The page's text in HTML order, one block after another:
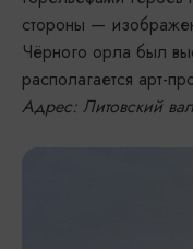
стороны —
Чёрного орла был
располагается арт-
Адрес: Литовский